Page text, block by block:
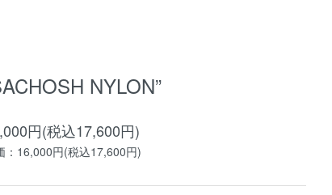
NYLON”
円(税込17,600円)
：16,000円(税込17,600円)